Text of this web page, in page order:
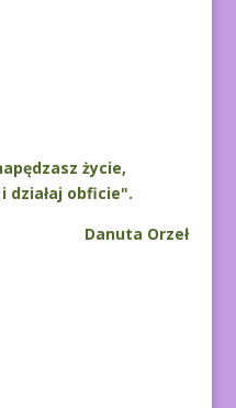
życie,
działaj obficie".
Danuta Orzeł